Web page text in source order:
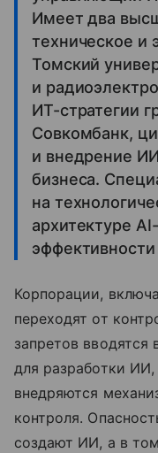
Имеет два
техническое и
Томский
и
ИТ-стратегии
Совкомбанк,
и внедрение
бизнеса.
на
архитектуре
Корпорации,
переходят от
запретов вводятся
для разработки
внедряются
контроля.
создают ИИ, а в